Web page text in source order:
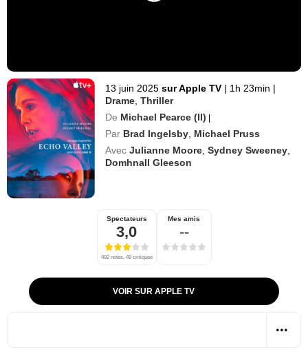
13 juin 2025 sur Apple TV | 1h 23min |
Drame ,Thriller
De Michael Pearce (II) |
Par Brad Ingelsby Michael Pruss
Avec Julianne Moore ,Sydney Sweeney
Domhnall Gleeson
Spectateurs
3,0
492 notes, 49 critiques
Mes amis
--
VOIR SUR APPLE TV